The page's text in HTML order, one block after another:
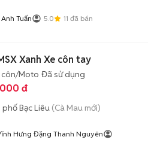
Tuấn 5.0 11 đã bán
Xanh Xe côn tay
côn/Moto Đã sử dụng
đ
phố Bạc Liêu (Cà Mau mới)
Hưng Đặng Thanh Nguyên